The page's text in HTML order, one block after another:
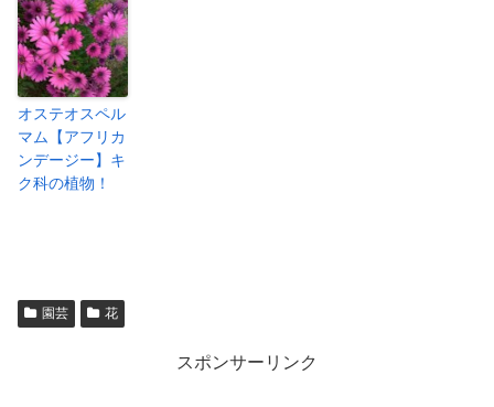
オステオスペル
マム【アフリカ
ンデージー】キ
ク科の植物！
園芸 花
スポンサーリンク